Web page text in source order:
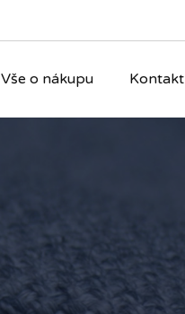
Vše o nákupu Kontakt